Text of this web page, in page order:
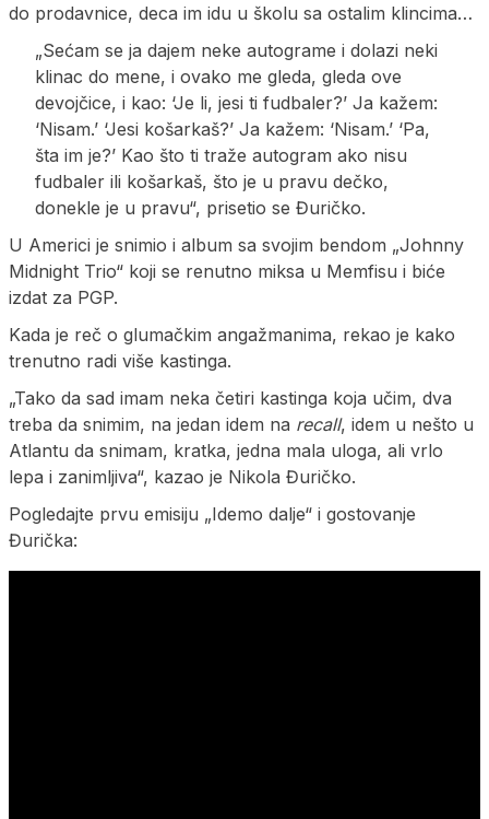
do prodavnice, deca im idu u školu sa ostalim klincima…
„Sećam se ja dajem neke autograme i dolazi neki
klinac do mene, i ovako me gleda, gleda ove
devojčice, i kao: ‘Je li, jesi ti fudbaler?’ Ja kažem:
‘Nisam.’ ‘Jesi košarkaš?’ Ja kažem: ‘Nisam.’ ‘Pa,
šta im je?’ Kao što ti traže autogram ako nisu
fudbaler ili košarkaš, što je u pravu dečko,
donekle je u pravu“, prisetio se Đuričko.
U Americi je snimio i album sa svojim bendom „Johnny
Midnight Trio“ koji se renutno miksa u Memfisu i biće
izdat za PGP.
Kada je reč o glumačkim angažmanima, rekao je kako
trenutno radi više kastinga.
„Tako da sad imam neka četiri kastinga koja učim, dva
treba da snimim, na jedan idem na recall, idem u nešto u
Atlantu da snimam, kratka, jedna mala uloga, ali vrlo
lepa i zanimljiva“, kazao je Nikola Đuričko.
Pogledajte prvu emisiju „Idemo dalje“ i gostovanje
Đurička: